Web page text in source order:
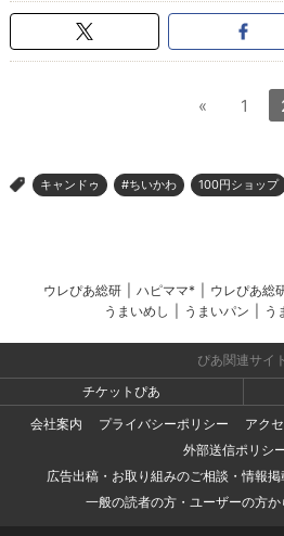
« 1
> キャンドゥ #ちいかわ 100円ショップ
ウレぴあ総研 ハピママ* ウレぴあ総
うまいめし
うまいパン う
ぴあ関連サイト
チケットぴあ
会社案内
プライバシーポリシー
アク
外部送信ポリシ
広告出稿・お取り組みのご相談・情報
一般の読者の方・ユーザーの方